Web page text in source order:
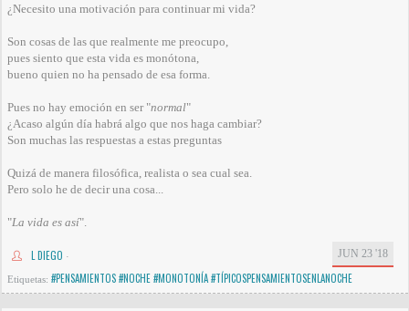
¿Necesito una motivación para continuar mi vida?
Son cosas de las que realmente me preocupo,
pues siento que esta vida es monótona,
bueno quien no ha pensado de esa forma.
Pues no hay emoción en ser "normal"
¿Acaso algún día habrá algo que nos haga cambiar?
Son muchas las respuestas a estas preguntas
Quizá de manera filosófica, realista o sea cual sea.
Pero solo he de decir una cosa...
"La vida es así".
L DIEGO JUN 23 '18
·
Etiquetas: #PENSAMIENTOS #NOCHE #MONOTONÍA #TÍPICOSPENSAMIENTOSENLANOCHE